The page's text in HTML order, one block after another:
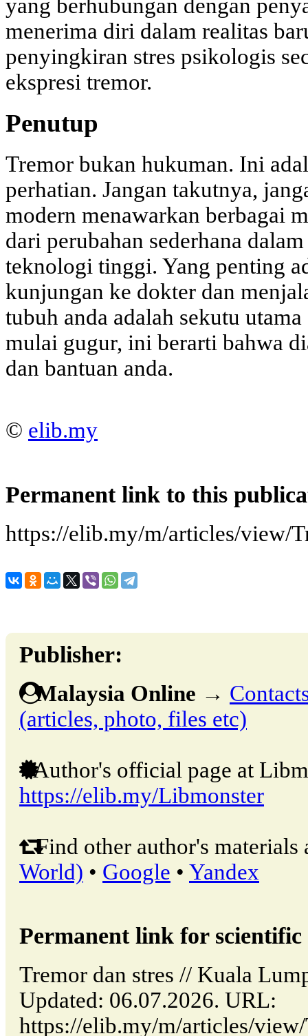
yang berhubungan dengan
menerima diri dalam realitas
penyingkiran stres psikologis
ekspresi tremor.
Penutup
Tremor bukan hukuman. Ini
perhatian. Jangan takutnya,
modern menawarkan berbagai
dari perubahan sederhana
teknologi tinggi. Yang penting
kunjungan ke dokter dan
tubuh anda adalah sekutu
mulai gugur, ini berarti bahwa
dan bantuan anda.
© elib.my
Permanent link to this
https://elib.my/m/articles/view/
Publisher:
Malaysia Online →
(articles, photo, files etc)
Author's official page at
https://elib.my/Libmonster
Find other author's materials
World) • Google • Yandex
Permanent link for
Tremor dan stres // Kuala
Updated: 06.07.2026. URL:
https://elib.my/m/articles/